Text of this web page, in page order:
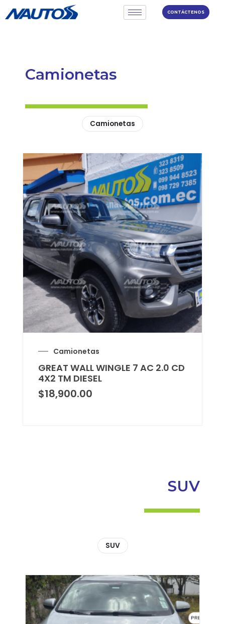
CONTÁCTENOS
Camionetas
Camionetas
Camionetas
GREAT WALL WINGLE 7 AC 2.0 CD
4X2 TM DIESEL
$18,900.00
SUV
SUV